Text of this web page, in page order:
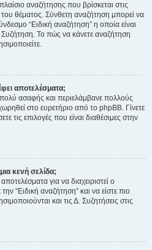
αναζήτησης που βρίσκεται στις
θέματος. Σύνθετη αναζήτηση μπορεί να
“Ειδική αναζήτηση” η οποία είναι
Συζήτηση. Το πώς να κάνετε αναζήτηση
αποτελέσματα;
ασαφής και περιελάμβανε πολλούς
στο ευρετήριο από το phpBB. Γίνετε
τις επιλογές που είναι διαθέσιμες στην
κενή σελίδα;
για να διαχειριστεί ο
“Ειδική αναζήτηση” και να είστε πιο
και τις Δ. Συζητήσεις στις